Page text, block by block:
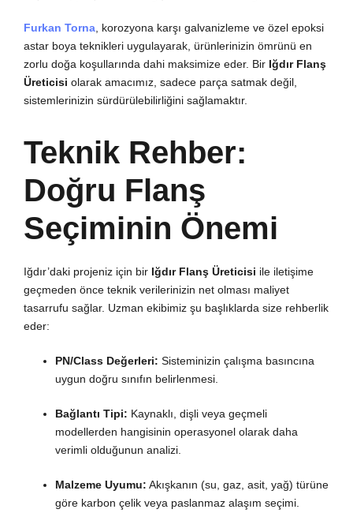
Furkan Torna , korozyona karşı galvanizleme ve özel epoksi
astar boya teknikleri uygulayarak, ürünlerinizin ömrünü en
zorlu doğa koşullarında dahi maksimize eder. Bir Iğdır Flanş
Üreticisi olarak amacımız, sadece parça satmak değil,
sistemlerinizin sürdürülebilirliğini sağlamaktır.
Teknik Rehber:
Doğru Flanş
Seçiminin Önemi
Iğdır’daki projeniz için bir Iğdır Flanş Üreticisi ile iletişime
geçmeden önce teknik verilerinizin net olması maliyet
tasarrufu sağlar. Uzman ekibimiz şu başlıklarda size rehberlik
eder:
PN/Class Değerleri: Sisteminizin çalışma basıncına
uygun doğru sınıfın belirlenmesi.
Bağlantı Tipi: Kaynaklı, dişli veya geçmeli
modellerden hangisinin operasyonel olarak daha
verimli olduğunun analizi.
Malzeme Uyumu: Akışkanın (su, gaz, asit, yağ) türüne
göre karbon çelik veya paslanmaz alaşım seçimi.